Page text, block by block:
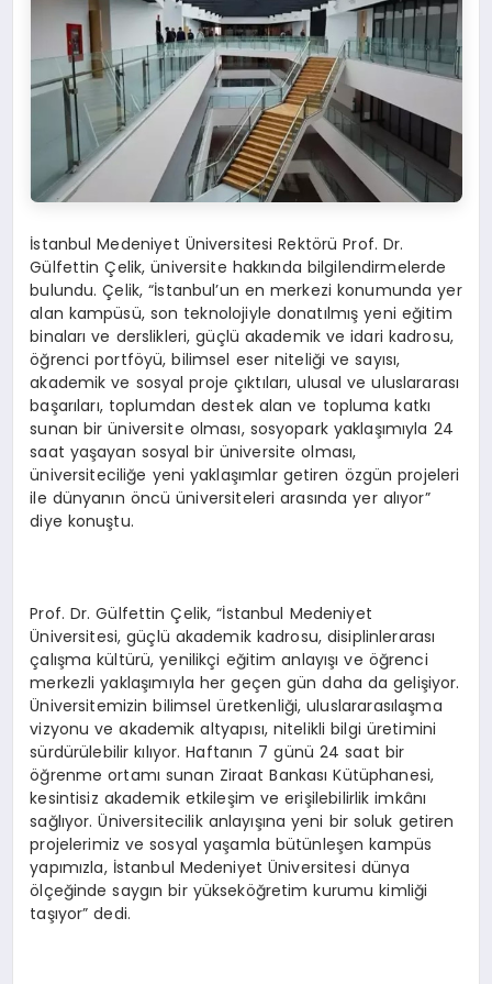
İstanbul Medeniyet Üniversitesi Rektörü Prof. Dr.
Gülfettin Çelik, üniversite hakkında bilgilendirmelerde
bulundu. Çelik, “İstanbul’un en merkezi konumunda yer
alan kampüsü, son teknolojiyle donatılmış yeni eğitim
binaları ve derslikleri, güçlü akademik ve idari kadrosu,
öğrenci portföyü, bilimsel eser niteliği ve sayısı,
akademik ve sosyal proje çıktıları, ulusal ve uluslararası
başarıları, toplumdan destek alan ve topluma katkı
sunan bir üniversite olması, sosyopark yaklaşımıyla 24
saat yaşayan sosyal bir üniversite olması,
üniversiteciliğe yeni yaklaşımlar getiren özgün projeleri
ile dünyanın öncü üniversiteleri arasında yer alıyor”
diye konuştu.
Prof. Dr. Gülfettin Çelik, “İstanbul Medeniyet
Üniversitesi, güçlü akademik kadrosu, disiplinlerarası
çalışma kültürü, yenilikçi eğitim anlayışı ve öğrenci
merkezli yaklaşımıyla her geçen gün daha da gelişiyor.
Üniversitemizin bilimsel üretkenliği, uluslararasılaşma
vizyonu ve akademik altyapısı, nitelikli bilgi üretimini
sürdürülebilir kılıyor. Haftanın 7 günü 24 saat bir
öğrenme ortamı sunan Ziraat Bankası Kütüphanesi,
kesintisiz akademik etkileşim ve erişilebilirlik imkânı
sağlıyor. Üniversitecilik anlayışına yeni bir soluk getiren
projelerimiz ve sosyal yaşamla bütünleşen kampüs
yapımızla, İstanbul Medeniyet Üniversitesi dünya
ölçeğinde saygın bir yükseköğretim kurumu kimliği
taşıyor” dedi.